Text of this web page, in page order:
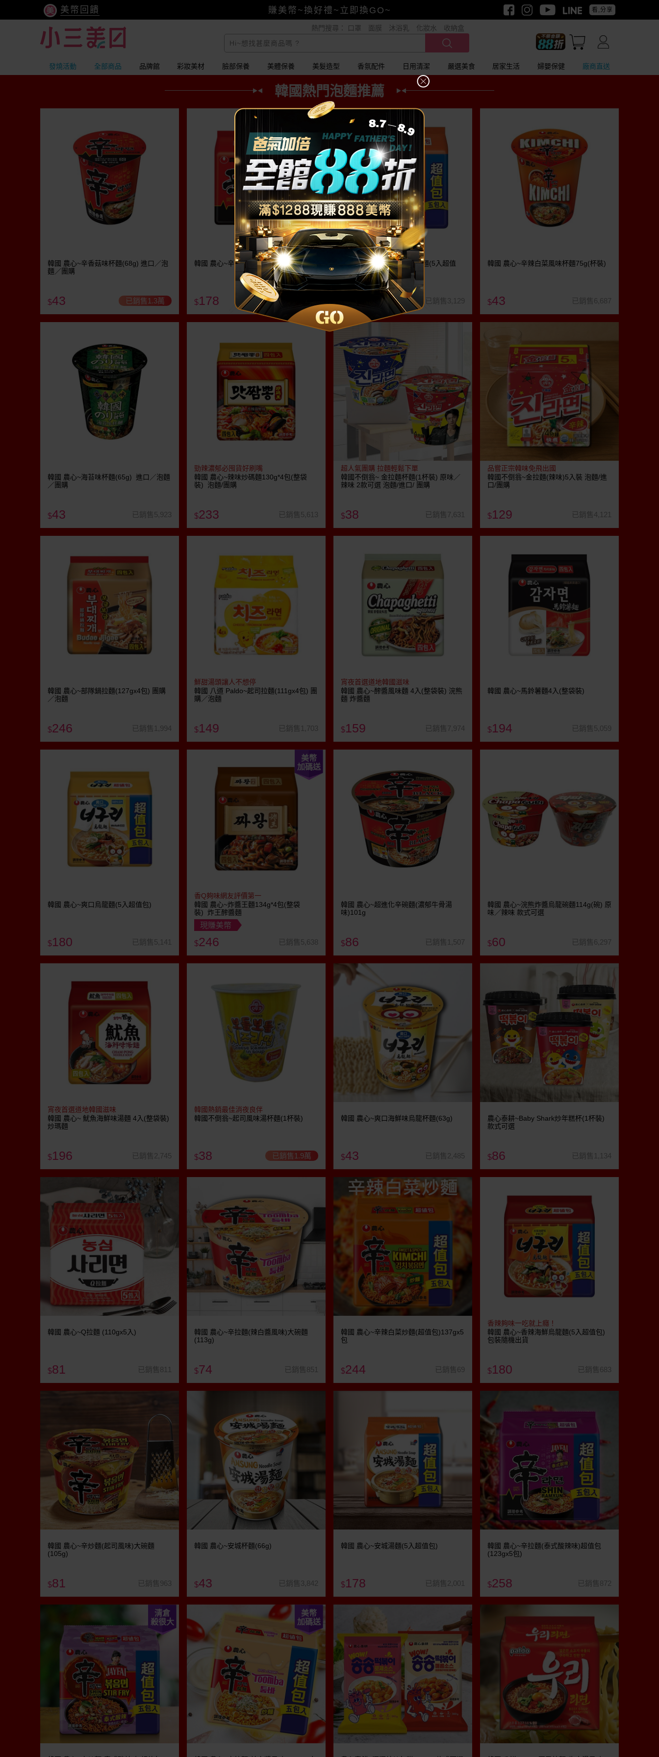
美幣回饋
賺美幣~換好禮~立即換GO~
小三美日x全支付~美幣+全點折上折超划算
全館88折爸氣加倍！
看,分享
熱門搜尋： 口罩 面膜 沐浴乳 化妝水 收納盒
發燒活動 全部商品 品牌館 彩妝美材 臉部保養 美體保養 美髮造型 香氛配件 日用清潔 嚴選美食 居家生活 婦嬰保健 廠商直送
韓國熱門泡麵推薦
韓國 農心~辛香菇味杯麵(68g) 進口／泡
麵／團購
$43 已銷售1.3萬
韓國 農心~辛拉麵(5入超值包)
$178 已銷售1.1萬
韓國 農心~辛辣白菜風味拉麵(5入超值
包)
已銷售3,129
韓國 農心~辛辣白菜風味杯麵75g(杯裝)
$43 已銷售6,687
韓國 農心~海苔味杯麵(65g) 進口／泡麵
／團購
$43 已銷售5,923
勁辣濃郁必囤貨好刷嘴
韓國 農心~辣味炒碼麵130g*4包(整袋
裝) 泡麵/團購
$233 已銷售5,613
超人氣團購 拉麵輕鬆下單
韓國不倒翁~ 金拉麵杯麵(1杯裝) 原味／
辣味 2款可選 泡麵/進口/ 團購
$38 已銷售7,631
品嘗正宗韓味免飛出國
韓國不倒翁~金拉麵(辣味)5入裝 泡麵/進
口/團購
$129 已銷售4,121
韓國 農心~部隊鍋拉麵(127gx4包) 團購
／泡麵
$246 已銷售1,994
鮮甜湯頭讓人不想停
韓國 八道 Paldo~起司拉麵(111gx4包) 團
購／泡麵
$149 已銷售1,703
宵夜首選道地韓國滋味
韓國 農心~醡醬風味麵 4入(整袋裝) 浣熊
麵 炸醬麵
$159 已銷售7,974
韓國 農心~馬鈴薯麵4入(整袋裝)
$194 已銷售5,059
韓國 農心~爽口烏龍麵(5入超值包)
$180 已銷售5,141
美幣
加碼送
香Q夠味網友評價第一
韓國 農心~炸醬王麵134g*4包(整袋
裝) 炸王醡醬麵
現賺美幣
$246 已銷售5,638
韓國 農心~超進化辛碗麵(濃郁牛骨湯
味)101g
$86 已銷售1,507
韓國 農心~浣熊炸醬烏龍碗麵114g(碗) 原
味／辣味 款式可選
$60 已銷售6,297
宵夜首選道地韓國滋味
韓國 農心~ 魷魚海鮮味湯麵 4入(整袋裝)
炒瑪麵
$196 已銷售2,745
韓國熱銷最佳消夜良伴
韓國不倒翁~起司風味湯杯麵(1杯裝)
$38 已銷售1.9萬
韓國 農心~爽口海鮮味烏龍杯麵(63g)
$43 已銷售2,485
農心泰耕~Baby Shark炒年糕杯(1杯裝)
款式可選
$86 已銷售1,134
韓國 農心~Q拉麵 (110gx5入)
$81 已銷售811
韓國 農心~辛拉麵(辣白醬風味)大碗麵
(113g)
$74 已銷售851
韓國 農心~辛辣白菜炒麵(超值包)137gx5
包
$244 已銷售69
香辣夠味一吃就上癮！
韓國 農心~香辣海鮮烏龍麵(5入超值包)
包裝隨機出貨
$180 已銷售683
韓國 農心~辛炒麵(起司風味)大碗麵
(105g)
$81 已銷售963
韓國 農心~安城杯麵(66g)
$43 已銷售3,842
韓國 農心~安城湯麵(5入超值包)
$178 已銷售2,001
韓國 農心~辛拉麵(泰式酸辣味)超值包
(123gx5包)
$258 已銷售872
清倉
殺很大
美幣
加碼送